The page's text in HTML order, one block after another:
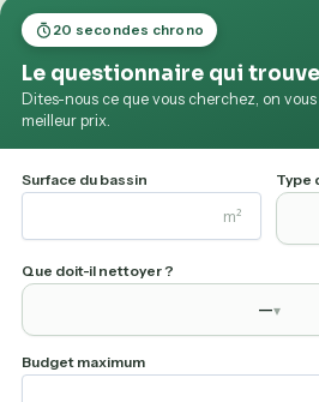
comme une solution fiable
qui souhaitent déléguer
sans compromis sur la
une vraie autonomie et
personnalisation à la
actuels.
Wybot
20 secondes chrono
Le questionnaire qui
Dites-nous ce que vous cherchez, on
meilleur prix.
Surface du bassin
m²
Type
Que doit-il nettoyer ?
—▾
Budget maximum